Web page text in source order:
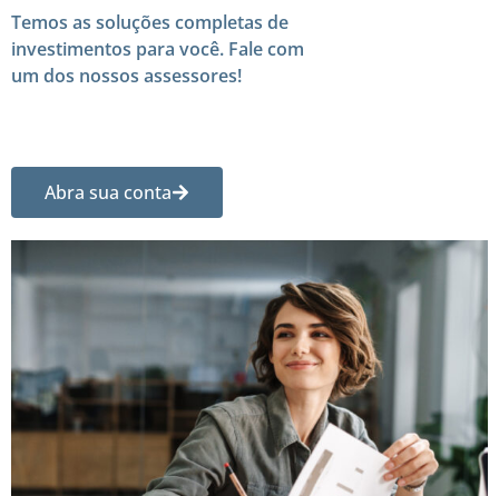
Temos as soluções completas de
investimentos para você. Fale com
um dos nossos assessores!
Abra sua conta